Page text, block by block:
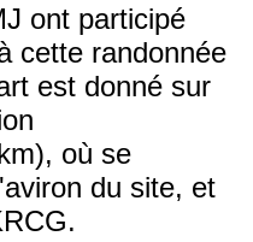
ont participé
cette randonnée
est donné sur
où se
du site, et